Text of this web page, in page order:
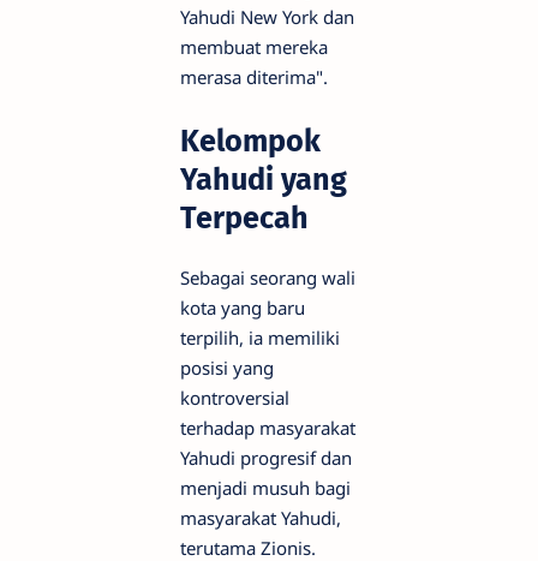
Yahudi New York dan
membuat mereka
merasa diterima".
Kelompok
Yahudi yang
Terpecah
Sebagai seorang wali
kota yang baru
terpilih, ia memiliki
posisi yang
kontroversial
terhadap masyarakat
Yahudi progresif dan
menjadi musuh bagi
masyarakat Yahudi,
terutama Zionis.